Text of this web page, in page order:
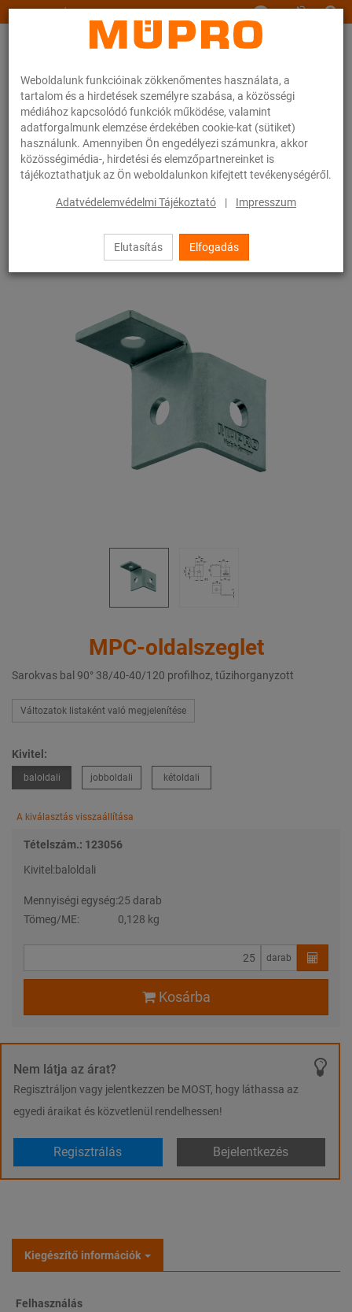
Weboldalunk funkcióinak zökkenőmentes használata, a
tartalom és a hirdetések személyre szabása, a közösségi
médiához kapcsolódó funkciók működése, valamint
adatforgalmunk elemzése érdekében cookie-kat (sütiket)
használunk. Amennyiben Ön engedélyezi számunkra, akkor
közösségimédia-, hirdetési és elemzőpartnereinket is
tájékoztathatjuk az Ön weboldalunkon kifejtett tevékenységéről.
Adatvédelemvédelmi Tájékoztató | Impresszum
Elutasítás Elfogadás
www.muepro.hu
Webáruhàz Rögzítéstechnika
Légtechnika
Tűzihorganyzott termékek szellőzőcsövek rögzítéséhez
MPC-oldalszeglet
20 / 100
MPC-oldalszeglet
Sarokvas bal 90° 38/40-40/120 profilhoz, tűzihorganyzott
Változatok listaként való megjelenítése
Kivitel:
baloldali jobboldali kétoldali
A kiválasztás visszaállítása
Tételszám.: 123056
Kivitel:baloldali
Mennyiségi egység:25 darab
Tömeg/ME:
0,128 kg
darab
Kosárba
Nem látja az árat?
Regisztráljon vagy jelentkezzen be MOST, hogy láthassa az
egyedi áraikat és közvetlenül rendelhessen!
Regisztrálás Bejelentkezés
Kiegészítő információk
Felhasználás